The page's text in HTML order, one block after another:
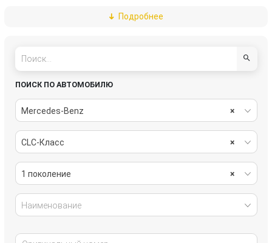
тормозная система Подробнее
ПОИСК ПО АВТОМОБИЛЮ
×
Mercedes-Benz
×
CLC-Класс
×
1 поколение
Наименование